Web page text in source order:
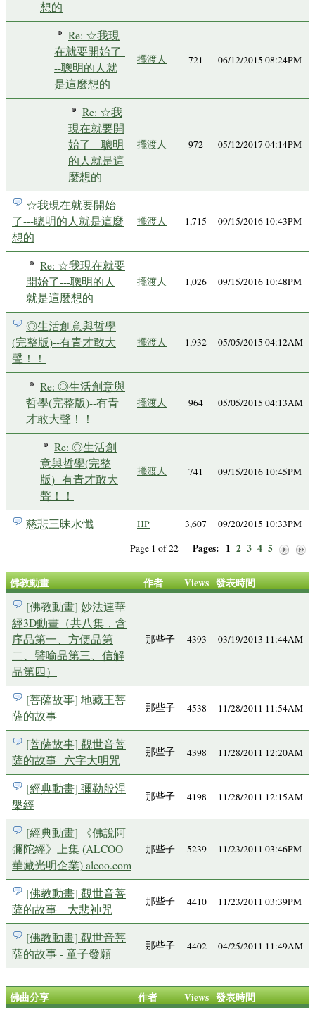
想的
Re: ☆我現
在就要開始了-
--聰明的人就
是這麼想的
擺渡人 721 06/12/2015 08:24PM
Re: ☆我
現在就要開
始了---聰明
的人就是這
麼想的
擺渡人 972 05/12/2017 04:14PM
☆我現在就要開始
了---聰明的人就是這麼
想的
擺渡人 1,715 09/15/2016 10:43PM
Re: ☆我現在就要
開始了---聰明的人
就是這麼想的
擺渡人 1,026 09/15/2016 10:48PM
◎生活創意與哲學
(完整版)--有青才敢大
聲！！
擺渡人 1,932 05/05/2015 04:12AM
Re: ◎生活創意與
哲學(完整版)--有青
才敢大聲！！
擺渡人 964 05/05/2015 04:13AM
Re: ◎生活創
意與哲學(完整
版)--有青才敢大
聲！！
擺渡人 741 09/15/2016 10:45PM
慈悲三昧水懺 HP 3,607
09/20/2015 10:33PM
Page 1 of 22 Pages: 1 2 3 4 5
佛教動畫 作者 Views 發表時間
[佛教動畫] 妙法連華
經3D動畫（共八集，含
序品第一、方便品第
二、譬喻品第三、信解
品第四）
那些子 4393 03/19/2013 11:44AM
[菩薩故事] 地藏王菩
薩的故事
那些子 4538 11/28/2011 11:54AM
[菩薩故事] 觀世音菩
薩的故事--六字大明咒
那些子 4398 11/28/2011 12:20AM
[經典動畫] 彌勒般涅
槃經
那些子 4198 11/28/2011 12:15AM
[經典動畫] 《佛說阿
彌陀經》上集 (ALCOO
華藏光明企業) alcoo.com
那些子 5239 11/23/2011 03:46PM
[佛教動畫] 觀世音菩
薩的故事---大悲神咒
那些子 4410 11/23/2011 03:39PM
[佛教動畫] 觀世音菩
薩的故事 - 童子發願
那些子 4402 04/25/2011 11:49AM
佛曲分享 作者 Views 發表時間